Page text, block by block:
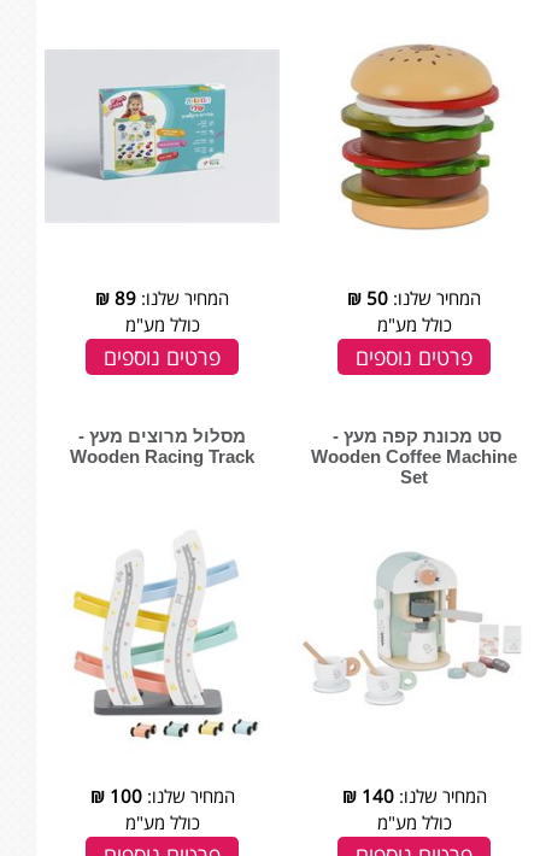
המחיר שלנו: 50
₪
כולל מע"מ
פרטים נוספים
המחיר שלנו: 89
₪
כולל מע"מ
פרטים נוספים
סט מכונת קפה מעץ - ‏‏‏‏
Wooden Coffee Machine
Set
המחיר שלנו:140
₪
כולל מע"מ
מסלול מרוצים מעץ -
המחיר שלנו:100
₪
כולל מע"מ